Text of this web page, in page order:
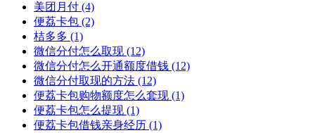
美团月付 (4)
便荔卡包 (2)
桔多多 (1)
微信分付怎么取现 (12)
微信分付怎么开通额度借钱 (12)
微信分付取现的方法 (12)
便荔卡包购物额度怎么套现 (1)
便荔卡包怎么提现 (1)
便荔卡包借钱亲身经历 (1)